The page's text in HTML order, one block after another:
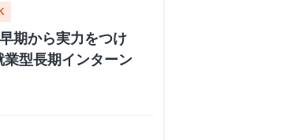
期から実力をつけ
型長期インターン